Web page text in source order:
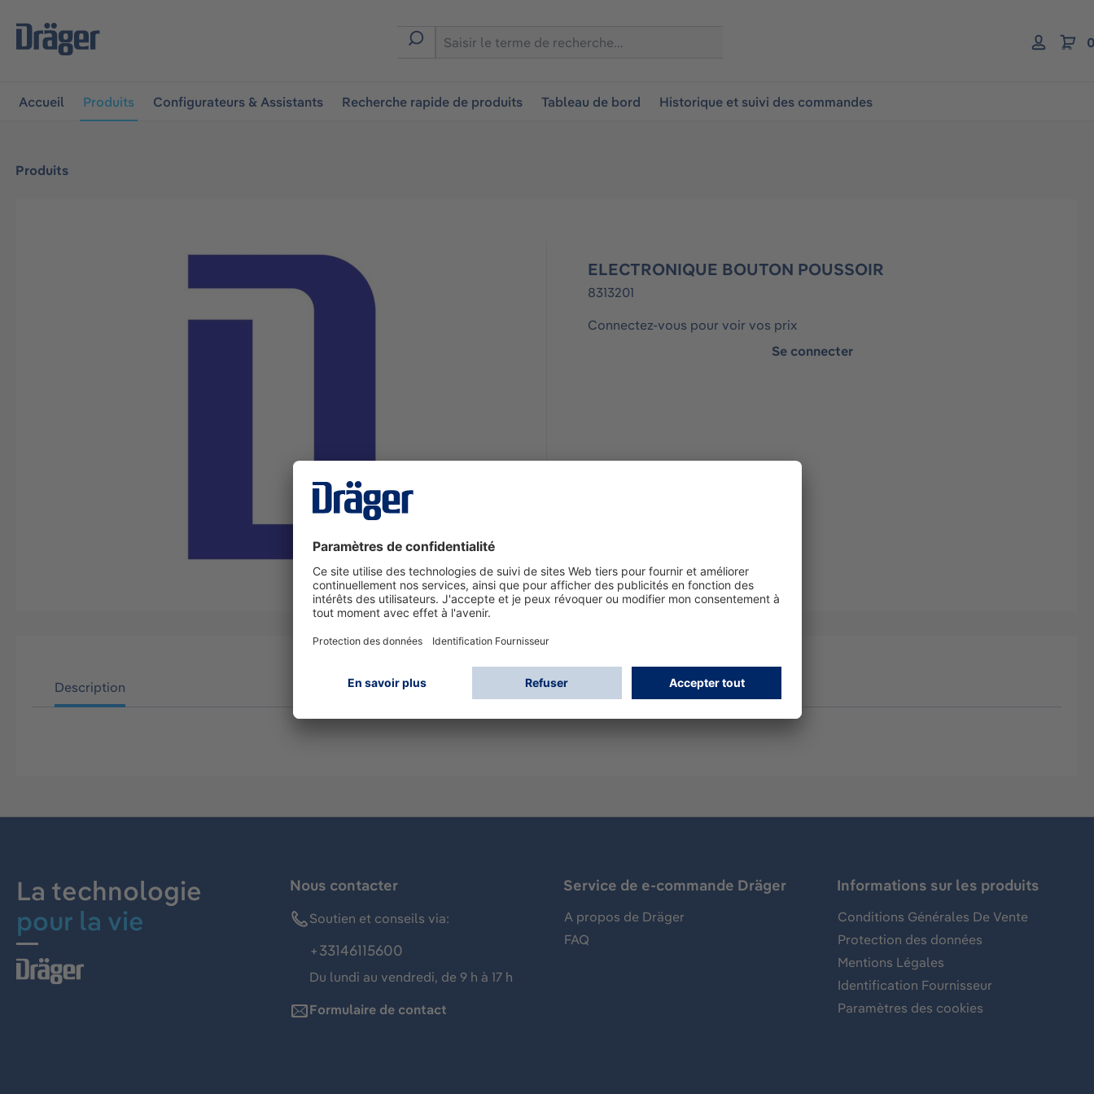
à la navigation principale
Accueil Produits Configurateurs & Assistants Recherche rapide de produits Tableau de bord Historique et suivi des commandes
Produits
ELECTRONIQUE BOUTON POUSSOIR
8313201
Connectez-vous pour voir vos prix
Se connecter
Description
La technologie
pour la vie
Nous contacter
Soutien et conseils via:
+33146115600
Du lundi au vendredi, de 9 h à 17 h
Formulaire de contact
Service de e-commande Dräger
A propos de Dräger
FAQ
Informations sur les produits
Conditions Générales De Vente
Protection des données
Mentions Légales
Identification Fournisseur
Paramètres des cookies